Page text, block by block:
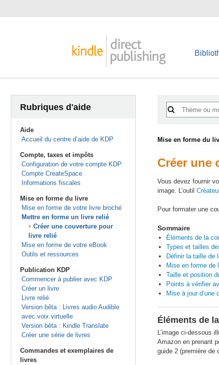
Rubriques d'aide
Aide
Accueil du centre d’aide de KDP
Compte, taxes et impôts
Configuration de votre compte KDP
Compte CreateSpace
Informations fiscales
Mise en forme du livre
Mise en forme de votre livre broché
Mettre en forme un livre relié
Créer une couverture pour
livre relié
Mise en forme de votre eBook
Outils et ressources
Publication KDP
Commencer à publier avec KDP
Créer un livre
Livre relié
Version bêta : Livres audio Audible
avec voix virtuelle
Version bêta : Kindle Translate
Créer une série de livres
Commandes et exemplaires de
livres
Mise en forme du
Créer une
Vous devez fournir
image. L’outil
Pour formater une
Sommaire
Éléments de la
Types et tailles
Définir la taille de
Mise en forme de
Taille et position
Points à vérifier
Mise à jour d’une
Éléments de
L’image ci-dessous
Amazon en prenant
guide 2 (première de